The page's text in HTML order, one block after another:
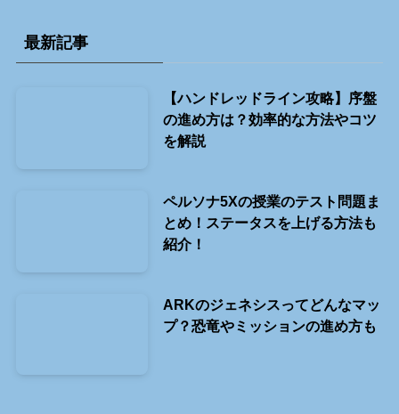
最新記事
【ハンドレッドライン攻略】序盤
の進め方は？効率的な方法やコツ
を解説
ペルソナ5Xの授業のテスト問題ま
とめ！ステータスを上げる方法も
紹介！
ARKのジェネシスってどんなマッ
プ？恐竜やミッションの進め方も